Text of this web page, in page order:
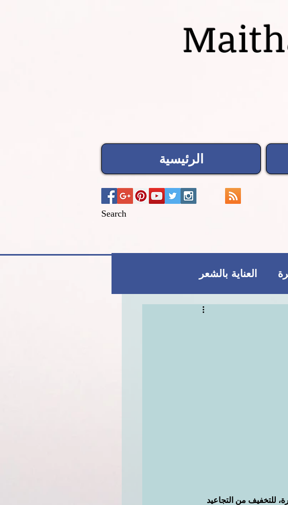
الرئيسية
Search
العناية بالشعر
العناية بالبشرة
للتخفيف من التجاعيد